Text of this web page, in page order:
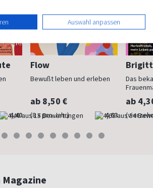
4,40
Flow
Bewußt leben und erleben
ab 8,50 €
(8 x pro Jahr) 4,63
Das
ab
Magazine
Auswahl anpassen